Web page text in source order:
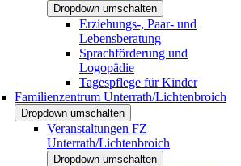
Dropdown umschalten
Erziehungs-, Paar- und
Lebensberatung
Sprachförderung und
Logopädie
Tagespflege für Kinder
Familienzentrum Unterrath/Lichtenbroich
Dropdown umschalten
Veranstaltungen FZ
Unterrath/Lichtenbroich
Dropdown umschalten